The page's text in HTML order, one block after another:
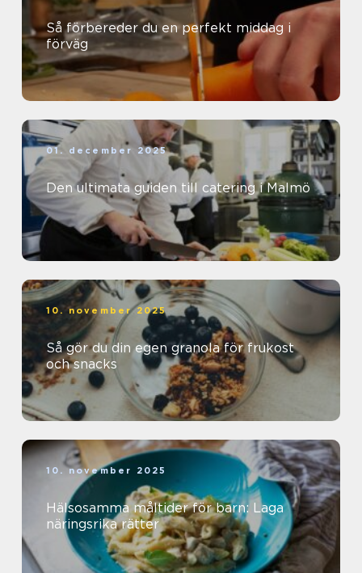
Så förbereder du en perfekt middag i
förväg
01. december 2025
Den ultimata guiden till catering i Malmö
10. november 2025
Så gör du din egen granola för frukost
och snacks
10. november 2025
Hälsosamma måltider för barn: Laga
näringsrika rätter